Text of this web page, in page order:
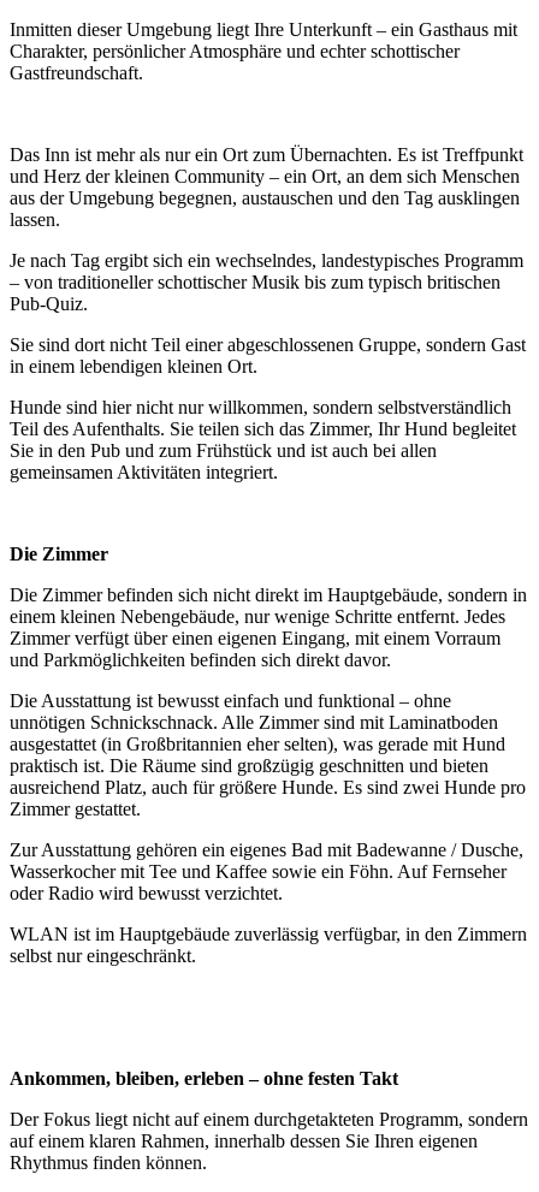
Inmitten dieser Umgebung liegt Ihre Unterkunft – ein Gasthaus mit
Charakter, persönlicher Atmosphäre und echter schottischer
Gastfreundschaft.
Das Inn ist mehr als nur ein Ort zum Übernachten. Es ist Treffpunkt
und Herz der kleinen Community – ein Ort, an dem sich Menschen
aus der Umgebung begegnen, austauschen und den Tag ausklingen
lassen.
Je nach Tag ergibt sich ein wechselndes, landestypisches Programm
– von traditioneller schottischer Musik bis zum typisch britischen
Pub-Quiz.
Sie sind dort nicht Teil einer abgeschlossenen Gruppe, sondern Gast
in einem lebendigen kleinen Ort.
Hunde sind hier nicht nur willkommen, sondern selbstverständlich
Teil des Aufenthalts. Sie teilen sich das Zimmer, Ihr Hund begleitet
Sie in den Pub und zum Frühstück und ist auch bei allen
gemeinsamen Aktivitäten integriert.
Die Zimmer
Die Zimmer befinden sich nicht direkt im Hauptgebäude, sondern in
einem kleinen Nebengebäude, nur wenige Schritte entfernt. Jedes
Zimmer verfügt über einen eigenen Eingang, mit einem Vorraum
und Parkmöglichkeiten befinden sich direkt davor.
Die Ausstattung ist bewusst einfach und funktional – ohne
unnötigen Schnickschnack. Alle Zimmer sind mit Laminatboden
ausgestattet (in Großbritannien eher selten), was gerade mit Hund
praktisch ist. Die Räume sind großzügig geschnitten und bieten
ausreichend Platz, auch für größere Hunde. Es sind zwei Hunde pro
Zimmer gestattet.
Zur Ausstattung gehören ein eigenes Bad mit Badewanne / Dusche,
Wasserkocher mit Tee und Kaffee sowie ein Föhn. Auf Fernseher
oder Radio wird bewusst verzichtet.
WLAN ist im Hauptgebäude zuverlässig verfügbar, in den Zimmern
selbst nur eingeschränkt.
Ankommen, bleiben, erleben – ohne festen Takt
Der Fokus liegt nicht auf einem durchgetakteten Programm, sondern
auf einem klaren Rahmen, innerhalb dessen Sie Ihren eigenen
Rhythmus finden können.